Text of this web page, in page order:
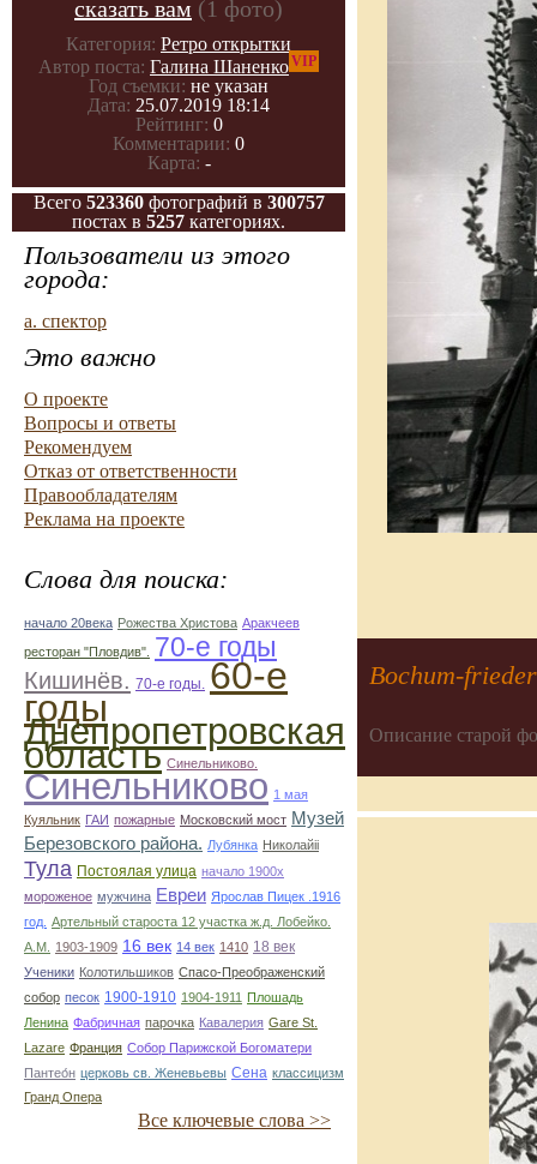
сказать вам (1 фото)
Категория: Ретро открытки
Автор поста: Галина ШаненкоVIP
Год съемки: не указан
Дата: 25.07.2019 18:14
Рейтинг: 0
Комментарии: 0
Карта: -
Всего 523360фотографий в 300757
постах в 5257 категориях.
Пользователи из этого
города:
а. спектор
Это важно
О проекте
Вопросы и ответы
Рекомендуем
Отказ от ответственности
Правообладателям
Реклама на проекте
Слова для поиска:
начало 20века Рожества Христова Аракчеев
ресторан "Пловдив".
70-е годы
Кишинёв. 70-е годы. 60-е
годы
Днепропетровская
область Синельниково.
Синельниково 1 мая
Куяльник ГАИ пожарные Московский мост Музей
Березовского района. Лубянка Николайii
Тула Постоялая улица начало 1900х
мороженое мужчина Евреи Ярослав Пицек .1916
год. Артельный староста 12 участка ж.д. Лобейко.
А.М.
1903-1909 16 век 14 век 1410 18 век
Ученики Колотильшиков Спасо-Преображенский
собор песок 1900-1910 1904-1911 Плошадь
Ленина Фабричная парочка Кавалерия Gare St.
Lazare Франция Собор Парижской Богоматери
Пантео́н церковь св. Женевьевы Сена классицизм
Гранд Опера
Все ключевые слова >>
Bochum-
Описание старой